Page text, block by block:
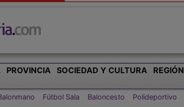
PROVINCIA SOCIEDAD Y CULTURA REGIÓN
Fútbol Sala Baloncesto Polideportivo